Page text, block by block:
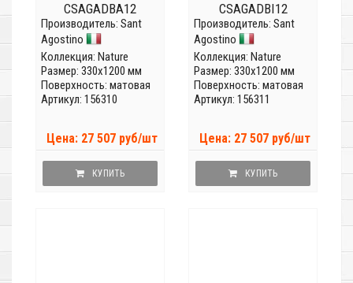
CSAGADBA12
Производитель: Sant
Agostino
Коллекция: Nature
Размер: 330x1200 мм
Поверхность: матовая
Артикул: 156310
Цена: 27 507 руб/шт
КУПИТЬ
CSAGADBI12
Производитель: Sant
Agostino
Коллекция: Nature
Размер: 330x1200 мм
Поверхность: матовая
Артикул: 156311
Цена: 27 507 руб/шт
КУПИТЬ